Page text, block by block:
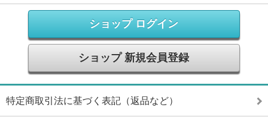
ショップ ログイン
ショップ 新規会員登録
特定商取引法に基づく表記（返品など）